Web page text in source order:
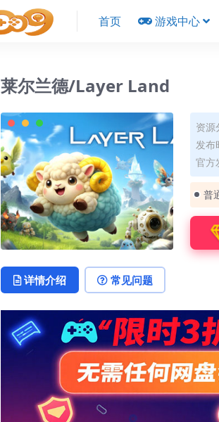
首页 游戏中心
莱尔兰德/Layer Land
资
发布
官方
普
详情介绍 常见问题